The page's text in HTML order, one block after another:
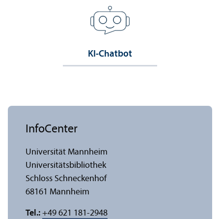
KI-Chatbot
InfoCenter
Universität Mannheim
Universitäts­bibliothek
Schloss Schneckenhof
68161 Mannheim
Tel.: +49 621 181-2948